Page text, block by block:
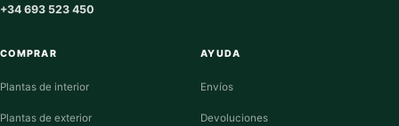
+34 693 523 450
COMPRAR
Plantas de interior
Plantas de exterior
AYUDA
Envíos
Devoluciones